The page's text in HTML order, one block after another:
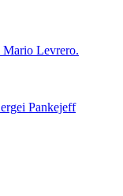
Mario Levrero.
Pankejeff